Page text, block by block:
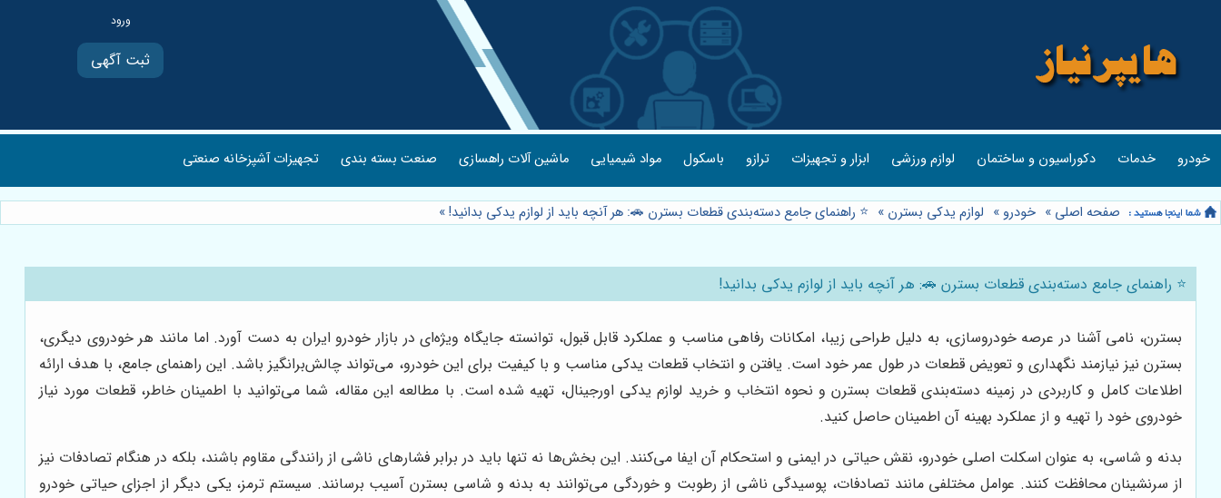
ثبت آگهی
خودرو خدمات دکوراسیون و ساختمان لوازم ورزشی ابزار و تجهیزات ترازو باسکول مواد شیمیایی ماشین آلات راهسازی صنعت بسته بندی تجهیزات آشپزخانه صنعتی
صفحه اصلی » خودرو » لوازم یدکی بسترن » ⭐️ راهنمای جامع دسته‌بندی قطعات بسترن 🚗: هر آنچه باید از لوازم یدکی بدانید!»
⭐️ راهنمای جامع دسته‌بندی قطعات بسترن 🚗: هر آنچه باید از لوازم یدکی بدانید!
بسترن، نامی آشنا در عرصه خودروسازی، به دلیل طراحی زیبا، امکانات رفاهی مناسب و عملکرد قابل قبول، توانسته جایگاه ویژه‌ای در بازار خودرو ایران به دست آورد. اما مانند هر خودروی دیگری،
بسترن نیز نیازمند نگهداری و تعویض قطعات در طول عمر خود است. یافتن و انتخاب قطعات یدکی مناسب و با کیفیت برای این خودرو، می‌تواند چالش‌برانگیز باشد. این راهنمای جامع، با هدف ارائه
اطلاعات کامل و کاربردی در زمینه دسته‌بندی قطعات بسترن و نحوه انتخاب و خرید لوازم یدکی اورجینال، تهیه شده است. با مطالعه این مقاله، شما می‌توانید با اطمینان خاطر، قطعات مورد نیاز
خودروی خود را تهیه و از عملکرد بهینه آن اطمینان حاصل کنید.
بدنه و شاسی، به عنوان اسکلت اصلی خودرو، نقش حیاتی در ایمنی و استحکام آن ایفا می‌کنند. این بخش‌ها نه تنها باید در برابر فشارهای ناشی از رانندگی مقاوم باشند، بلکه در هنگام تصادفات نیز
از سرنشینان محافظت کنند. عوامل مختلفی مانند تصادفات، پوسیدگی ناشی از رطوبت و خوردگی می‌توانند به بدنه و شاسی بسترن آسیب برسانند. سیستم ترمز، یکی دیگر از اجزای حیاتی خودرو